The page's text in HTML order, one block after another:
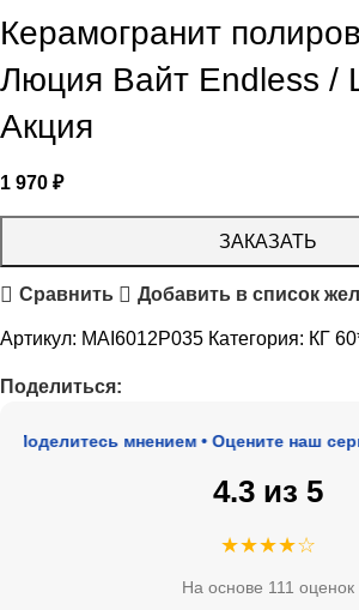
Керамогранит
Люция Вайт Endless /
Акция
1 970 ₽
ЗАКАЗАТЬ
Сравнить Добавить в список
Артикул: MAI6012P035 Категория: КГ
Поделиться:
мнением • Оцените наш
4.3 из 5
★★★★☆
На основе 111 оценок